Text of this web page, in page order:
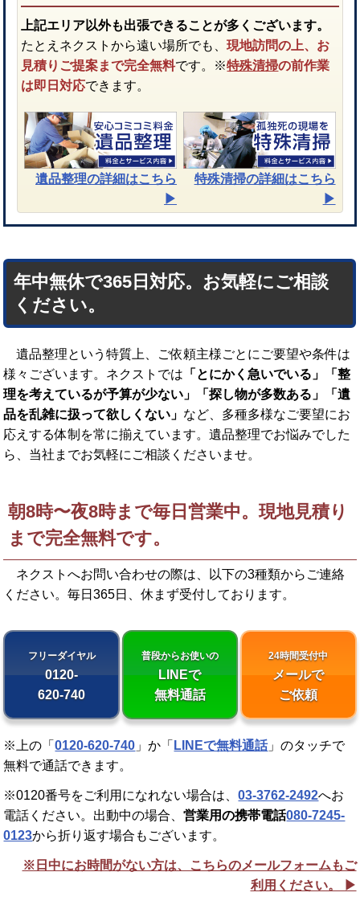
上記エリア以外も出張できることが多くございます。
たとえネクストから遠い場所でも、現地訪問の上、お
見積りご提案まで完全無料です。※特殊清掃の前作業
は即日対応できます。
遺品整理の詳細はこちら
▶︎
特殊清掃の詳細はこちら
▶︎
年中無休で365日対応。お気軽にご相談
ください。
遺品整理という特質上、ご依頼主様ごとにご要望や条件は
様々ございます。ネクストでは 「とにかく急いでいる」「整
理を考えているが予算が少ない」「探し物が多数ある」「遺
品を乱雑に扱って欲しくない」 など、多種多様なご要望にお
応えする体制を常に揃えています。遺品整理でお悩みでした
ら、当社までお気軽にご相談くださいませ。
朝8時〜夜8時まで毎日営業中。現地見積り
まで完全無料です。
ネクストへお問い合わせの際は、以下の3種類からご連絡
ください。毎日365日、休まず受付しております。
フリーダイヤル
0120-
620-740
普段からお使いの
LINEで
無料通話
24時間受付中
メールで
ご依頼
※上の「0120-620-740 」か「 LINEで無料通話」のタッチで
無料で通話できます。
※0120番号をご利用になれない場合は、03-3762-2492へお
電話ください。出動中の場合、営業用の携帯電話080-7245-
0123から折り返す場合もございます。
※日中にお時間がない方は、こちらのメールフォームもご
利用ください。 ▶︎